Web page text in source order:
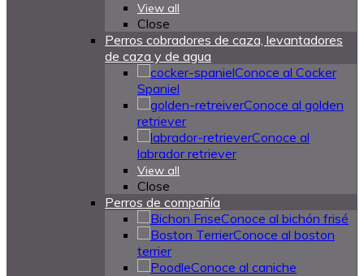
View all
Close
Perros cobradores de caza, levantadores
de caza y de agua
Conoce al Cocker
Spaniel
Conoce al golden
retriever
Conoce al
labrador retriever
View all
Close
Perros de compañía
Conoce al bichón frisé
Conoce al boston
terrier
Conoce al caniche